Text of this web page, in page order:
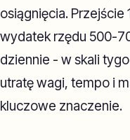
osiągnięcia.
wydatek rzędu 500-
dziennie - w skali
utratę wagi, tempo i
kluczowe znaczenie.